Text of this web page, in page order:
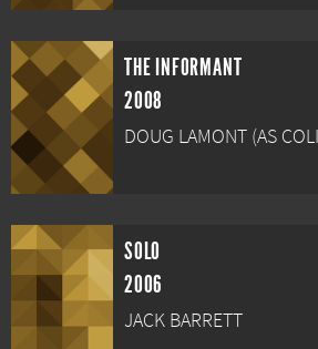
THE INFORMANT
2008
DOUG LAMONT (AS
SOLO
2006
JACK BARRETT